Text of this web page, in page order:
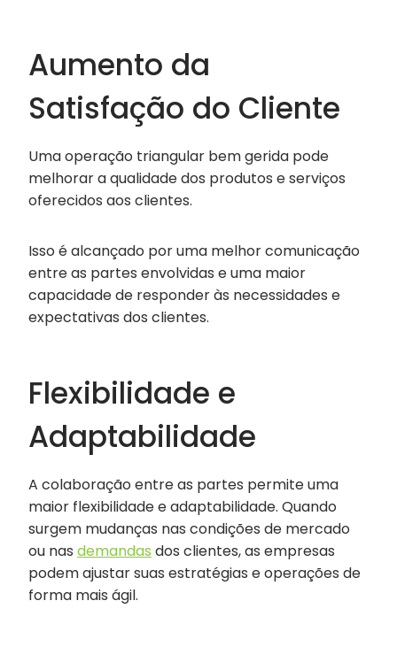
Aumento da
Satisfação do Cliente
Uma operação triangular bem gerida pode
melhorar a qualidade dos produtos e serviços
oferecidos aos clientes.
Isso é alcançado por uma melhor comunicação
entre as partes envolvidas e uma maior
capacidade de responder às necessidades e
expectativas dos clientes.
Flexibilidade e
Adaptabilidade
A colaboração entre as partes permite uma
maior flexibilidade e adaptabilidade. Quando
surgem mudanças nas condições de mercado
ou nas demandas dos clientes, as empresas
podem ajustar suas estratégias e operações de
forma mais ágil.